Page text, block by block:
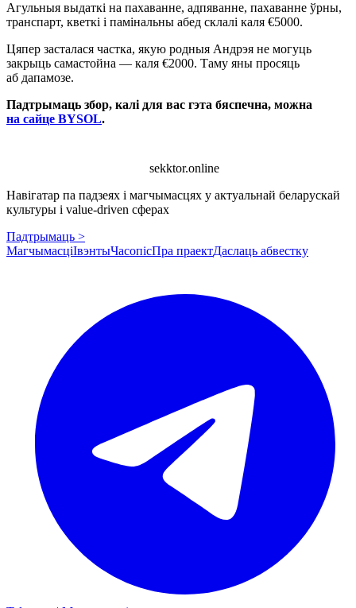
Агульныя выдаткі на пахаванне, адпяванне, пахаванне ўрны,
транспарт, кветкі і памінальны абед склалі каля €5000.
Цяпер засталася частка, якую родныя Андрэя не могуць
закрыць самастойна — каля €2000. Таму яны просяць
аб дапамозе.
Падтрымаць збор, калі для вас гэта бяспечна, можна
на сайце BYSOL.
sekktor.online
Навігатар па падзеях і магчымасцях у актуальнай беларускай
культуры і value-driven сферах
Падтрымаць >
МагчымасціІвэнтыЧасопісПра праектДаслаць абвестку